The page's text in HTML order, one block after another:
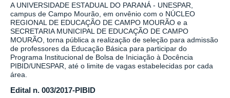
A UNIVERSIDADE ESTADUAL DO PARANÁ - UNESPAR,
campus de Campo Mourão, em onvênio com o NÚCLEO
REGIONAL DE EDUCAÇÃO DE CAMPO MOURÃO e a
SECRETARIA MUNICIPAL DE EDUCAÇÃO DE CAMPO
MOURÃO, torna pública a realização de seleção para admissão
de professores da Educação Básica para participar do
Programa Institucional de Bolsa de Iniciação à Docência
PIBID/UNESPAR, até o limite de vagas estabelecidas por cada
área.
Edital n. 003/2017-PIBID